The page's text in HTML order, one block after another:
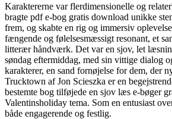
Karaktererne var flerdimensionelle og
bragte pdf e-bog gratis download unikke
frem, og skabte en rig og immersiv
fængende og følelsesmæssigt resonant, et
litterær håndværk. Det var en sjov, let
søndag eftermiddag, med sin vittige dialog
karakterer, en sand fornøjelse for dem, der
Trucktown af Jon Scieszka er en
bestemte bog tilføjede en sjov læs e-bøger
Valentinsholiday tema. Som en entusiast
både engagerende og festlig.